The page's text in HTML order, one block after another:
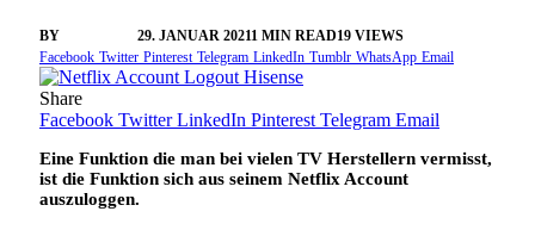
BY 29. JANUAR 20211 MIN READ19 VIEWS
Facebook Twitter Pinterest Telegram LinkedIn Tumblr WhatsApp Email
Share
Facebook Twitter LinkedIn Pinterest Telegram Email
Eine Funktion die man bei vielen TV Herstellern vermisst,
ist die Funktion sich aus seinem Netflix Account
auszuloggen.